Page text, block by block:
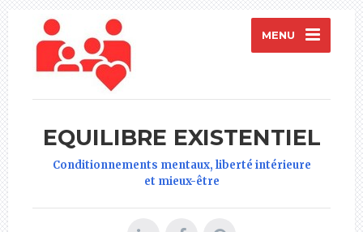
MENU
EQUILIBRE EXISTENTIEL
Conditionnements mentaux, liberté intérieure
et mieux-être